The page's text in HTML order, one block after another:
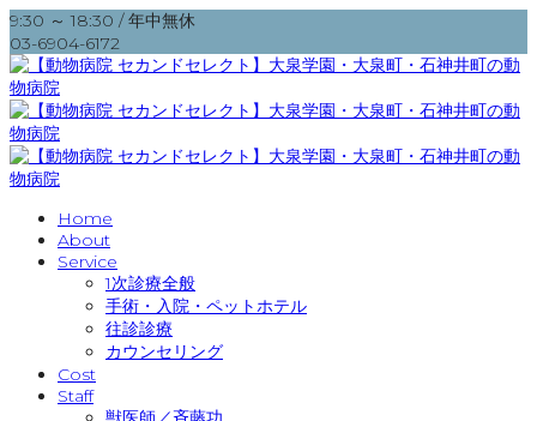
9:30 ～ 18:30 / 年中無休
03-6904-6172
Home
About
Service
1次診療全般
手術・入院・ペットホテル
往診診療
カウンセリング
Cost
Staff